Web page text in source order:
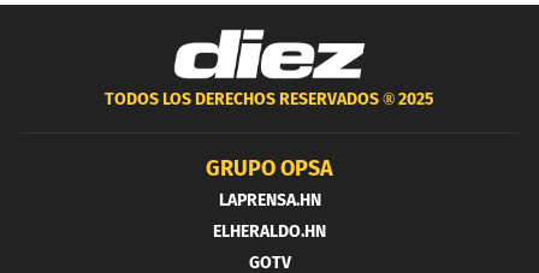
TODOS LOS DERECHOS RESERVADOS ®2025
GRUPO OPSA
LAPRENSA.HN
ELHERALDO.HN
GOTV